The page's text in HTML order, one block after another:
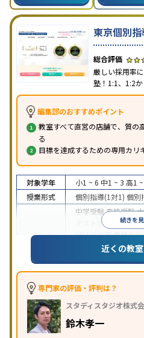
東京個別
厳しい採用率
塾！1:1、1:2
編集部のおすすめポイント
教室すべて直営の店舗で、質の
る
目標を達成するための専用カリ
続きを
対象学年 小1 ~ 6 中1 ~ 3 高1
授業形式
個別指導(1対1) 個別
中学受験高校受験
テスト対策
内申点
(旧AO)対策推薦入試
私大対策共通テ
対策
特徴
中高一貫校生に対応
応
オンライン対応
みの受講可発達障害
※2023年3月調査。小学校高学年の個
近くの教
専門家の評価・評判は？
スタディスタジオ株式
鈴木孝一